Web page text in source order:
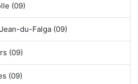
(09)
du-Falga (09)
(09)
(09)